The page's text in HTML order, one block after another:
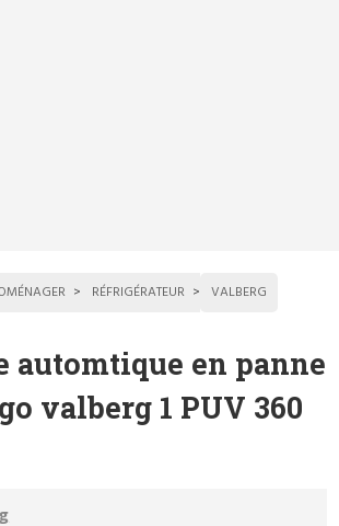
RÉFRIGÉRATEUR VALBERG
automtique en panne
valberg 1 PUV 360